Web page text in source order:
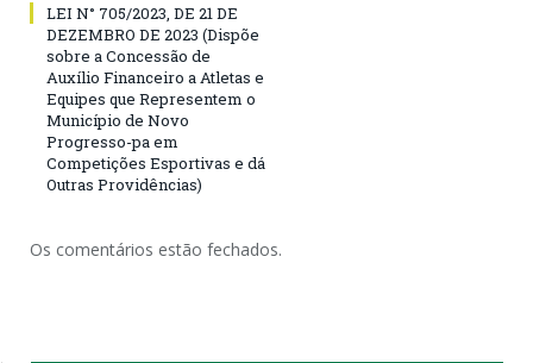
LEI N° 705/2023, DE 21 DE
DEZEMBRO DE 2023 (Dispõe
sobre a Concessão de
Auxílio Financeiro a Atletas e
Equipes que Representem o
Município de Novo
Progresso-pa em
Competições Esportivas e dá
Outras Providências)
Os comentários estão fechados.